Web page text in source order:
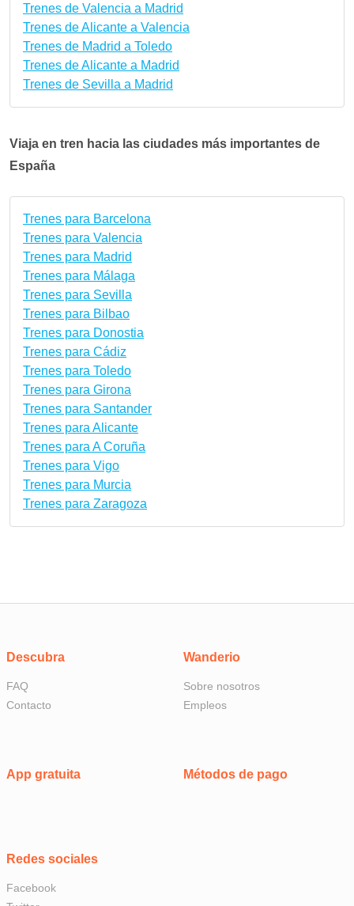
Trenes de Valencia a Madrid
Trenes de Alicante a Valencia
Trenes de Madrid a Toledo
Trenes de Alicante a Madrid
Trenes de Sevilla a Madrid
Viaja en tren hacia las ciudades más importantes de
España
Trenes para Barcelona
Trenes para Valencia
Trenes para Madrid
Trenes para Málaga
Trenes para Sevilla
Trenes para Bilbao
Trenes para Donostia
Trenes para Cádiz
Trenes para Toledo
Trenes para Girona
Trenes para Santander
Trenes para Alicante
Trenes para A Coruña
Trenes para Vigo
Trenes para Murcia
Trenes para Zaragoza
Descubra
FAQ
Contacto
Wanderio
Sobre nosotros
Empleos
App gratuita
Redes sociales
Facebook
Métodos de pago